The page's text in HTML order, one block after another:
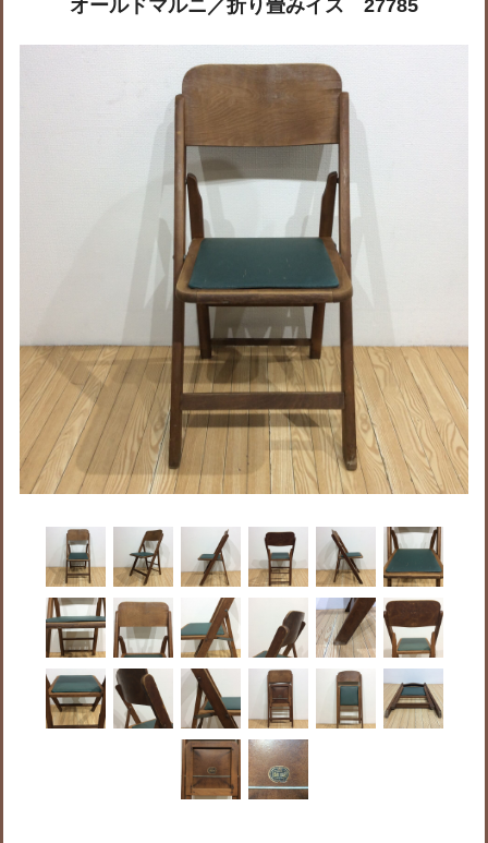
オールドマルニ／折り畳みイス 27785